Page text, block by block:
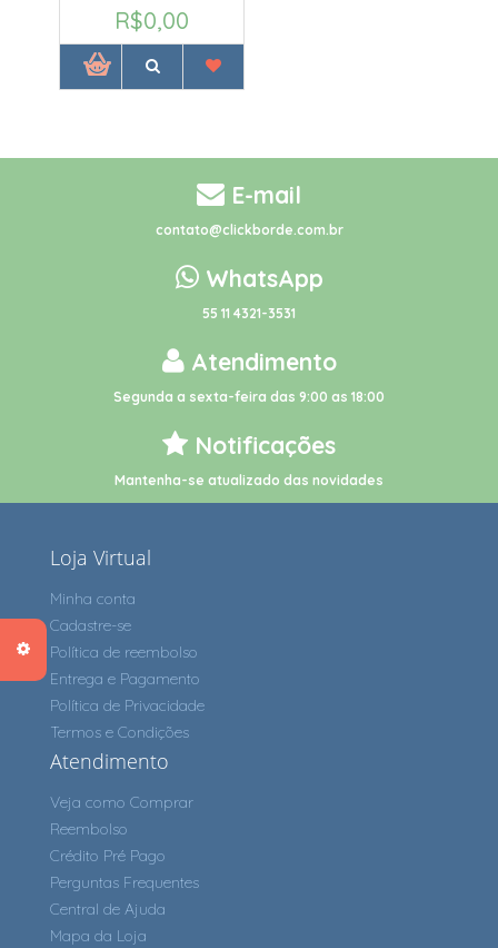
R$0,00
E-mail
contato@clickborde.com.br
WhatsApp
55 11 4321-3531
Atendimento
Segunda a sexta-feira das 9:00 as 18:00
Notificações
Mantenha-se atualizado das novidades
Loja Virtual
Minha conta
Cadastre-se
Política de reembolso
Entrega e Pagamento
Política de Privacidade
Termos e Condições
Atendimento
Veja como Comprar
Reembolso
Crédito Pré Pago
Perguntas Frequentes
Central de Ajuda
Mapa da Loja